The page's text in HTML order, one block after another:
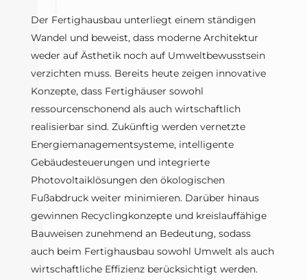
Der Fertighausbau unterliegt einem ständigen
Wandel und beweist, dass moderne Architektur
weder auf Ästhetik noch auf Umweltbewusstsein
verzichten muss. Bereits heute zeigen innovative
Konzepte, dass Fertighäuser sowohl
ressourcenschonend als auch wirtschaftlich
realisierbar sind. Zukünftig werden vernetzte
Energiemanagementsysteme, intelligente
Gebäudesteuerungen und integrierte
Photovoltaiklösungen den ökologischen
Fußabdruck weiter minimieren. Darüber hinaus
gewinnen Recyclingkonzepte und kreislauffähige
Bauweisen zunehmend an Bedeutung, sodass
auch beim Fertighausbau sowohl Umwelt als auch
wirtschaftliche Effizienz berücksichtigt werden.